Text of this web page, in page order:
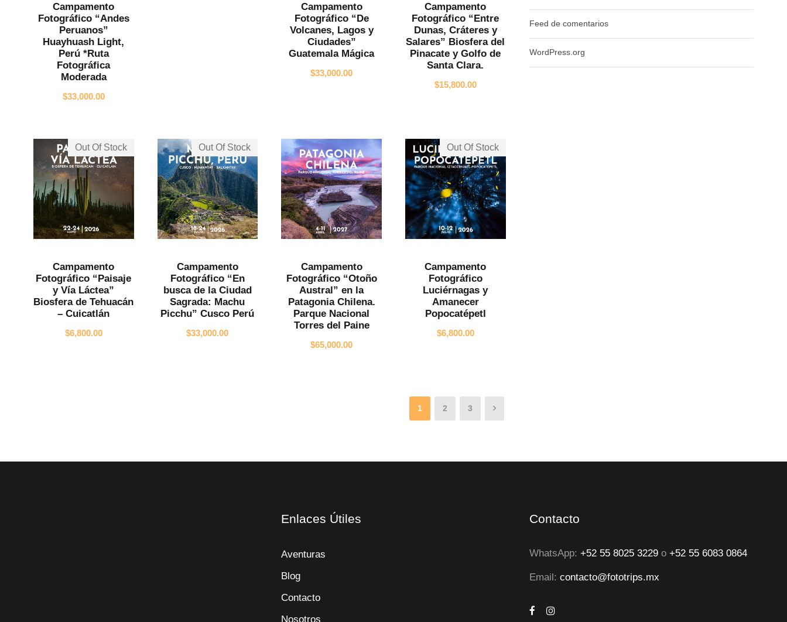
Campamento
Fotográfico “Andes
Peruanos”
Huayhuash Light,
Perú *Ruta
Fotográfica
Moderada
$33,000.00
Campamento
Fotográfico “De
Volcanes, Lagos y
Ciudades”
Guatemala Mágica
$33,000.00
Campamento
Fotográfico “Entre
Dunas, Cráteres y
Salares” Biosfera del
Pinacate y Golfo de
Santa Clara.
$15,800.00
Out Of Stock
Campamento
Fotográfico “Paisaje
y Vía Láctea”
Biosfera de Tehuacán
– Cuicatlán
$6,800.00
Out Of Stock
Campamento
Fotográfico “En
busca de la Ciudad
Sagrada: Machu
Picchu” Cusco Perú
$33,000.00
Campamento
Fotográfico “Otoño
Austral” en la
Patagonia Chilena.
Parque Nacional
Torres del Paine
$65,000.00
Out Of Stock
Campamento
Fotográfico
Luciérnagas y
Amanecer
Popocatépetl
$6,800.00
1 2 3
Feed de comentarios
WordPress.org
Enlaces Útiles
Aventuras
Blog
Contacto
Nosotros
Contacto
WhatsApp: +52 55 8025 3229o +52 55 6083 0864
Email: contacto@fototrips.mx